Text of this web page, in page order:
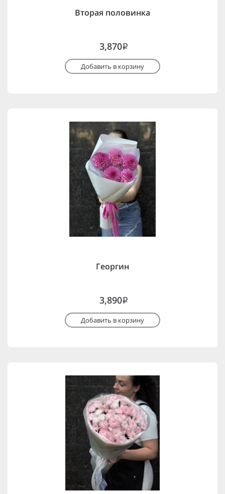
Вторая половинка
3,870i
Добавить в корзину
Георгин
3,890i
Добавить в корзину